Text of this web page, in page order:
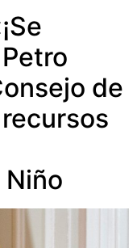
de
Niño